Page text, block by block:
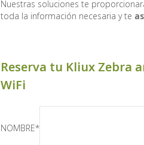
Nuestras soluciones te
toda la información necesaria y te
Reserva tu Kliux Zebra
WiFi
NOMBRE*